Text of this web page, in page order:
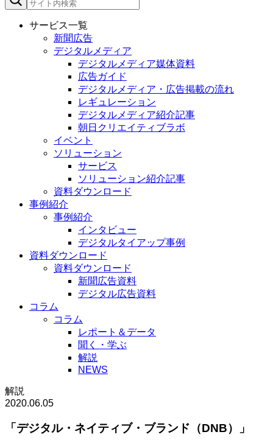
サービス一覧
新聞広告
デジタルメディア
デジタルメディア媒体資料
広告ガイド
デジタルメディア・広告掲載の流れ
レギュレーション
デジタルメディア紹介記事
朝日クリエイティブラボ
イベント
ソリューション
サービス
ソリューション紹介記事
資料ダウンロード
事例紹介
事例紹介
インタビュー
デジタルタイアップ事例
資料ダウンロード
資料ダウンロード
新聞広告資料
デジタル広告資料
コラム
コラム
レポート＆データ
聞く・学ぶ
解説
NEWS
解説
2020.06.05
「デジタル・ネイティブ・ブランド（DNB）」